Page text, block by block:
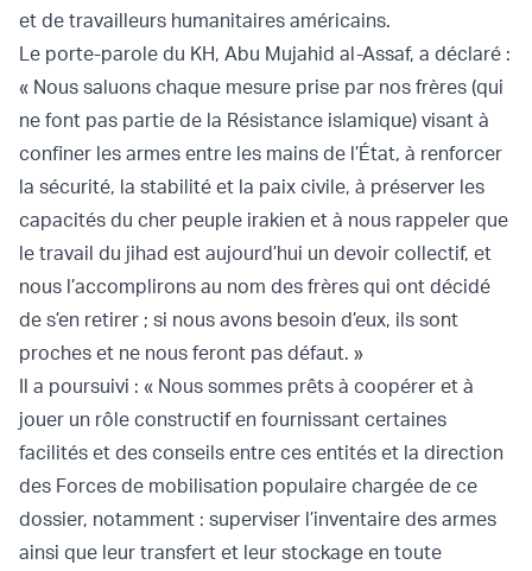
et de travailleurs humanitaires américains.
Le porte-parole du KH, Abu Mujahid al-Assaf, a déclaré :
« Nous saluons chaque mesure prise par nos frères (qui
ne font pas partie de la Résistance islamique) visant à
confiner les armes entre les mains de l’État, à renforcer
la sécurité, la stabilité et la paix civile, à préserver les
capacités du cher peuple irakien et à nous rappeler que
le travail du jihad est aujourd’hui un devoir collectif, et
nous l’accomplirons au nom des frères qui ont décidé
de s’en retirer ; si nous avons besoin d’eux, ils sont
proches et ne nous feront pas défaut. »
Il a poursuivi : « Nous sommes prêts à coopérer et à
jouer un rôle constructif en fournissant certaines
facilités et des conseils entre ces entités et la direction
des Forces de mobilisation populaire chargée de ce
dossier, notamment : superviser l’inventaire des armes
ainsi que leur transfert et leur stockage en toute